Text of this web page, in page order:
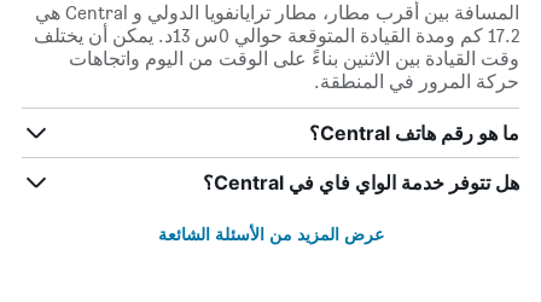
المسافة بين أقرب مطار، مطار ترايانفويا الدولي و Central هي
17.2 كم ومدة القيادة المتوقعة حوالي 0س 13د. يمكن أن يختلف
وقت القيادة بين الاثنين بناءً على الوقت من اليوم واتجاهات
حركة المرور في المنطقة.
ما هو رقم هاتف Central؟
هل تتوفر خدمة الواي فاي في Central؟
عرض المزيد من الأسئلة الشائعة